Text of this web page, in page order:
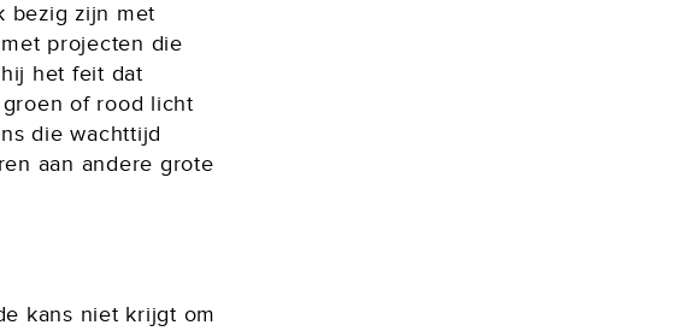
bezig zijn met
projecten die
het feit dat
of rood licht
die wachttijd
aan andere grote
kans niet krijgt om